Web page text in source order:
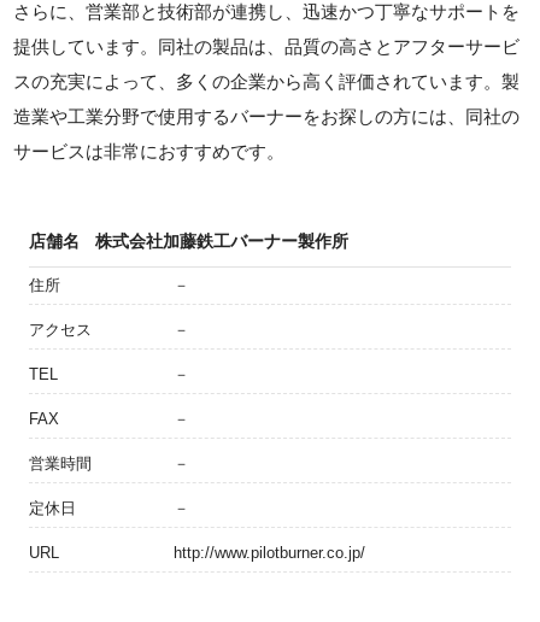
さらに、営業部と技術部が連携し、迅速かつ丁寧なサポートを
提供しています。同社の製品は、品質の高さとアフターサービ
スの充実によって、多くの企業から高く評価されています。製
造業や工業分野で使用するバーナーをお探しの方には、同社の
サービスは非常におすすめです。
店舗名 株式会社加藤鉄工バーナー製作所
住所 －
アクセス －
TEL －
FAX －
営業時間 －
定休日 －
URL http://www.pilotburner.co.jp/